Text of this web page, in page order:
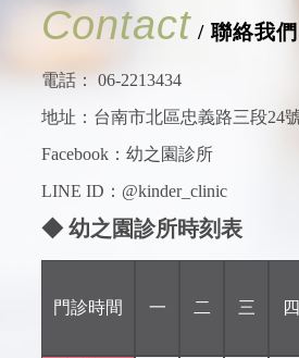
Contact / 聯絡我們
電話：
06-2213434
地址：台南市北區忠義路三段24
Facebook： 幼之園診所
LINE ID：@kinder_clinic
◆ 幼之園診所時刻表
門診時間 一 二 三 四